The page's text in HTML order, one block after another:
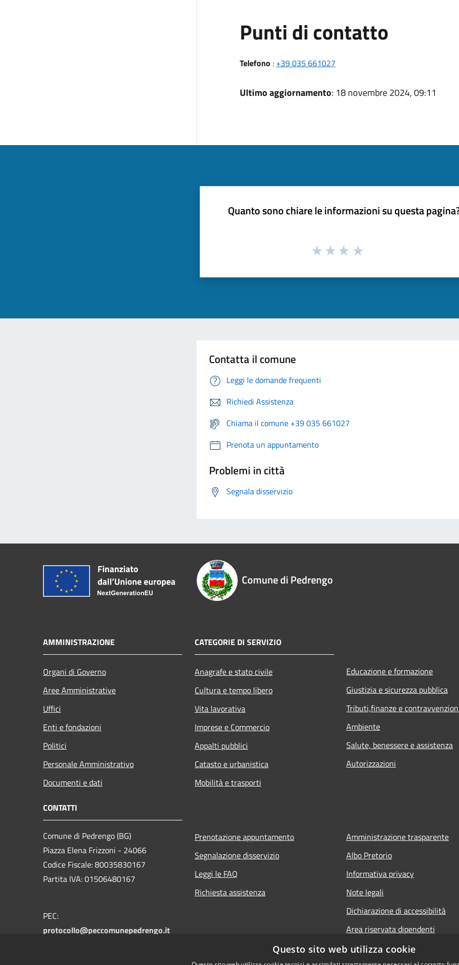
Punti di contatto
Telefono : +39 035 661027
Ultimo aggiornamento: 18 novembre 2024, 09:11
Quanto sono chiare le informazioni su questa
Contatta il comune
Leggi le domande frequenti
Richiedi Assistenza
Chiama il comune +39 035 661027
Prenota un appuntamento
Problemi in città
Segnala disservizio
Comune di Pedrengo
AMMINISTRAZIONE
Organi di Governo
Aree Amministrative
Uffici
Enti e fondazioni
Politici
Personale Amministrativo
Documenti e dati
CATEGORIE DI SERVIZIO
Anagrafe e stato civile
Cultura e tempo libero
Vita lavorativa
Imprese e Commercio
Appalti pubblici
Catasto e urbanistica
Mobilità e trasporti
Educazione e formazione
Giustizia e sicurezza pubblica
Tributi,finanze e
Ambiente
Salute, benessere e assistenza
Autorizzazioni
CONTATTI
Comune di Pedrengo (BG)
Piazza Elena Frizzoni - 24066
Codice Fiscale: 80035830167
Partita IVA: 01506480167
PEC:
protocollo@peccomunepedrengo.it
Prenotazione appuntamento
Segnalazione disservizio
Leggi le FAQ
Richiesta assistenza
Amministrazione trasparente
Albo Pretorio
Informativa privacy
Note legali
Dichiarazione di accessibilità
Area riservata dipendenti
Questo sito web utilizza cookie